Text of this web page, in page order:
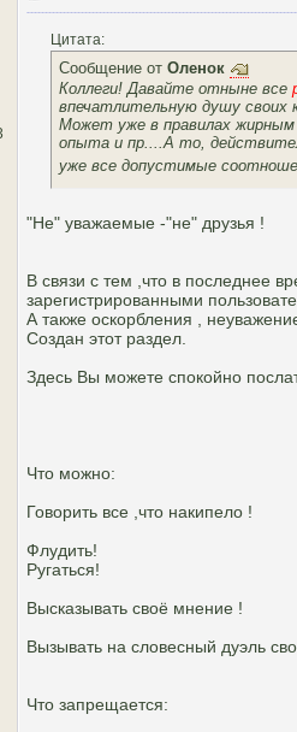
Цитата:
Сообщение от Оленок
Коллеги! Давайте отныне все
впечатлительную душу своих
Может уже в правилах
опыта и пр....А то,
уже все допустимые
"Не" уважаемые -"не" друзья !
В связи с тем ,что в последнее
зарегистрированными
А также оскорбления ,
Создан этот раздел.
Здесь Вы можете спокойно
Что можно:
Говорить все ,что накипело !
Флудить!
Ругаться!
Высказывать своё мнение !
Вызывать на словесный дуэль
Что запрещается: